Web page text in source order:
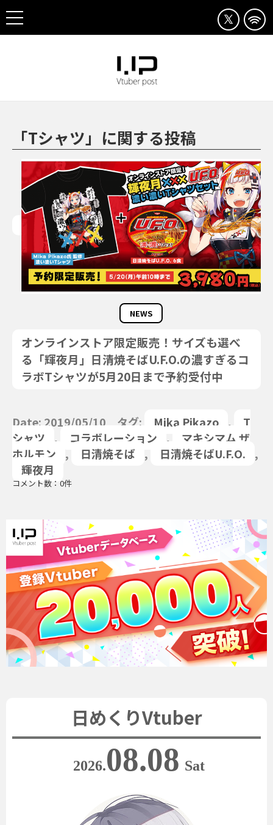
「Tシャツ」に関する投稿
NEWS
オンラインストア限定販売！サイズも選べ
る「輝夜月」日清焼そばU.F.O.の濃すぎるコ
ラボTシャツが5月20日まで予約受付中
Date: 2019/05/10 タグ: Mika Pikazo ,
T
シャツ
, コラボレーション ,
マキシマム ザ
ホルモン
, 日清焼そば , 日清焼そばU.F.O.
,
輝夜月
コメント数：0件
日めくりVtuber
2026.08.08 Sat